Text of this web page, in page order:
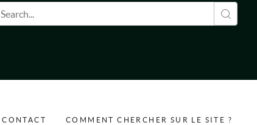
Formulaire de recherche
CONTACT COMMENT CHERCHER SUR LE SITE ?